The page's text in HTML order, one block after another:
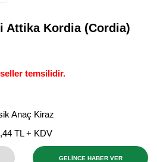
Attika Kordia (Cordia)
temsilidir.
Anaç Kiraz
TL + KDV
GELİNCE HABER VER